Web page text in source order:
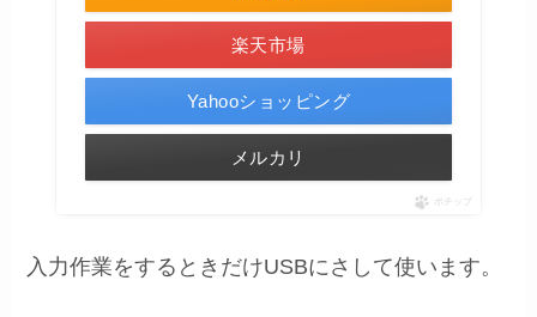
楽天市場
Yahooショッピング
メルカリ
ポチップ
入力作業をするときだけUSBにさして使います。